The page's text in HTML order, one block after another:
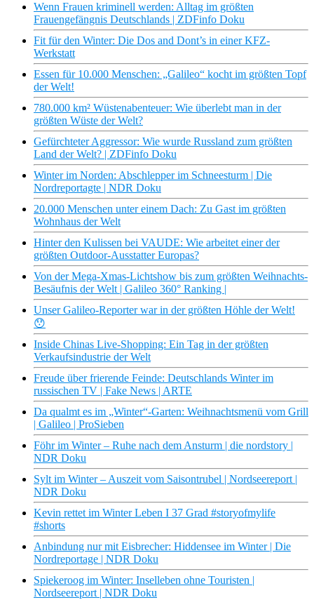
Wenn Frauen kriminell werden: Alltag im größten
Frauengefängnis Deutschlands | ZDFinfo Doku
Fit für den Winter: Die Dos and Dont’s in einer KFZ-
Werkstatt
Essen für 10.000 Menschen: „Galileo“ kocht im größten Topf
der Welt!
780.000 km² Wüstenabenteuer: Wie überlebt man in der
größten Wüste der Welt?
Gefürchteter Aggressor: Wie wurde Russland zum größten
Land der Welt? | ZDFinfo Doku
Winter im Norden: Abschlepper im Schneesturm | Die
Nordreportagte | NDR Doku
20.000 Menschen unter einem Dach: Zu Gast im größten
Wohnhaus der Welt
Hinter den Kulissen bei VAUDE: Wie arbeitet einer der
größten Outdoor-Ausstatter Europas?
Von der Mega-Xmas-Lichtshow bis zum größten Weihnachts-
Besäufnis der Welt | Galileo 360° Ranking |
Unser Galileo-Reporter war in der größten Höhle der Welt!
😯
Inside Chinas Live-Shopping: Ein Tag in der größten
Verkaufsindustrie der Welt
Freude über frierende Feinde: Deutschlands Winter im
russischen TV | Fake News | ARTE
Da qualmt es im „Winter“-Garten: Weihnachtsmenü vom Grill
| Galileo | ProSieben
Föhr im Winter – Ruhe nach dem Ansturm | die nordstory |
NDR Doku
Sylt im Winter – Auszeit vom Saisontrubel | Nordseereport |
NDR Doku
Kevin rettet im Winter Leben I 37 Grad #storyofmylife
#shorts
Anbindung nur mit Eisbrecher: Hiddensee im Winter | Die
Nordreportage | NDR Doku
Spiekeroog im Winter: Inselleben ohne Touristen |
Nordseereport | NDR Doku